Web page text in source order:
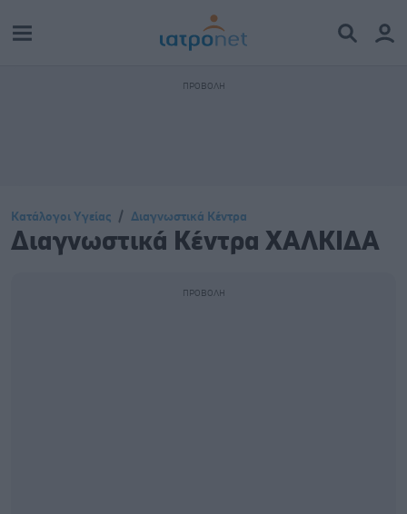
Κατάλογοι Υγείας Διαγνωστικά Κέντρα
Διαγνωστικά Κέντρα ΧΑΛΚΙΔΑ